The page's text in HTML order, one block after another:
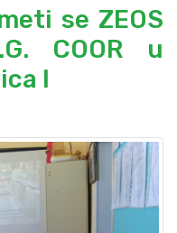
se ZEOS
COOR u
I